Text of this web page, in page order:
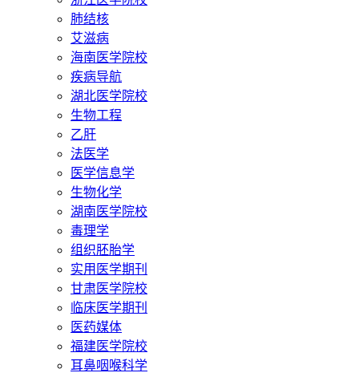
肺结核
艾滋病
海南医学院校
疾病导航
湖北医学院校
生物工程
乙肝
法医学
医学信息学
生物化学
湖南医学院校
毒理学
组织胚胎学
实用医学期刊
甘肃医学院校
临床医学期刊
医药媒体
福建医学院校
耳鼻咽喉科学